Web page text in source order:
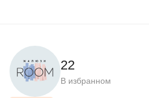
22
В избранном